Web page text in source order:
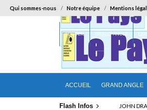
Qui sommes-nous Notre équipe Mentions
ACCUEIL GRAND ANGLE
ACCUEIL GRAND ANGLE
Flash Infos